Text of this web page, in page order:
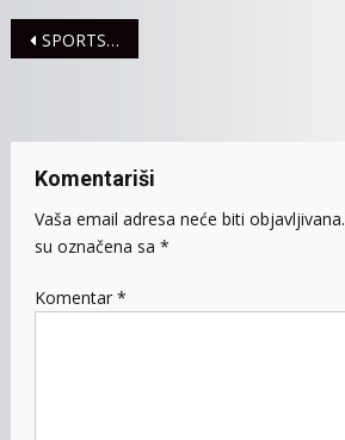
Navigacija
SPORTSKA OPREMA ZA FUDBALSKE KLUBOVE DAR FUDBALSKIH SAVEZA SRBIJE I VOJVODINE
Komentariši
Vaša email adresa neće biti objavljivana.
su označena sa *
Komentar *